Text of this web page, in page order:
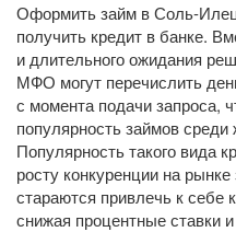
Оформить займ в Соль-
получить кредит в банке.
и длительного ожидания
МФО могут перечислить
с момента подачи запроса,
популярность займов
Популярность такого вида
росту конкуренции на
стараются привлечь к себе
снижая процентные ставки